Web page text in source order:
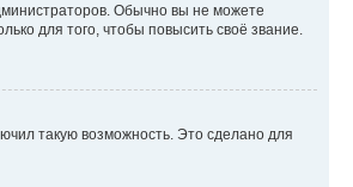
Обычно вы не можете
для того, чтобы повысить своё звание.
такую возможность. Это сделано для